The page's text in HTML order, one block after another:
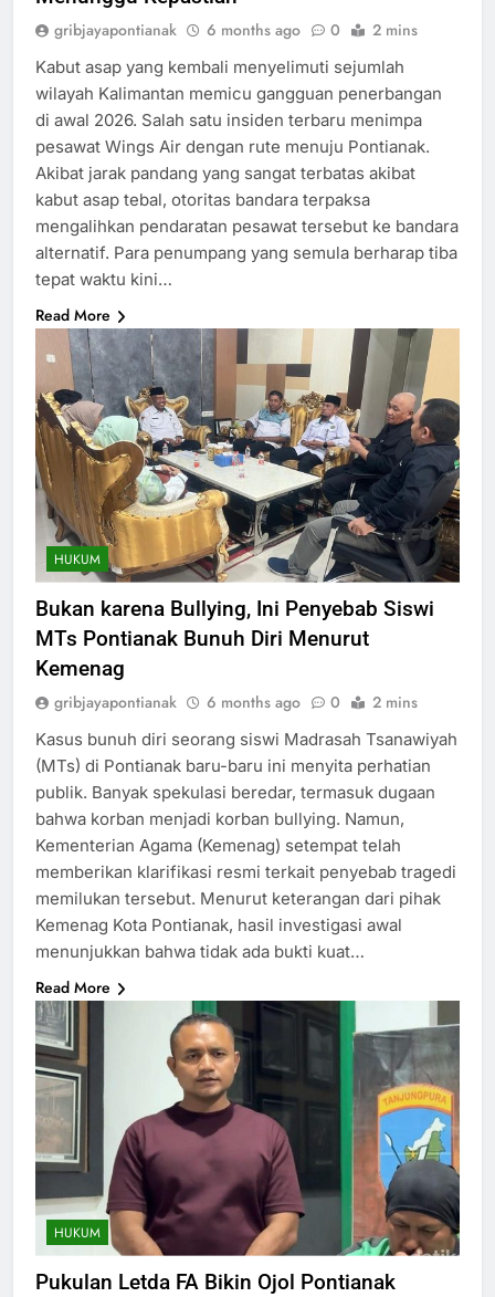
gribjayapontianak 6 months ago 0 2 mins
Kabut asap yang kembali menyelimuti sejumlah
wilayah Kalimantan memicu gangguan penerbangan
di awal 2026. Salah satu insiden terbaru menimpa
pesawat Wings Air dengan rute menuju Pontianak.
Akibat jarak pandang yang sangat terbatas akibat
kabut asap tebal, otoritas bandara terpaksa
mengalihkan pendaratan pesawat tersebut ke bandara
alternatif. Para penumpang yang semula berharap tiba
tepat waktu kini…
Read More
HUKUM
Bukan karena Bullying, Ini Penyebab Siswi
MTs Pontianak Bunuh Diri Menurut
Kemenag
gribjayapontianak 6 months ago 0 2 mins
Kasus bunuh diri seorang siswi Madrasah Tsanawiyah
(MTs) di Pontianak baru-baru ini menyita perhatian
publik. Banyak spekulasi beredar, termasuk dugaan
bahwa korban menjadi korban bullying. Namun,
Kementerian Agama (Kemenag) setempat telah
memberikan klarifikasi resmi terkait penyebab tragedi
memilukan tersebut. Menurut keterangan dari pihak
Kemenag Kota Pontianak, hasil investigasi awal
menunjukkan bahwa tidak ada bukti kuat…
Read More
HUKUM
Pukulan Letda FA Bikin Ojol Pontianak